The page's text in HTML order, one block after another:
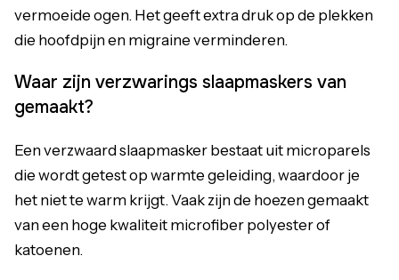
vermoeide ogen. Het geeft extra druk op de plekken
die hoofdpijn en migraine verminderen.
Waar zijn verzwarings slaapmaskers van
gemaakt?
Een verzwaard slaapmasker bestaat uit microparels
die wordt getest op warmte geleiding, waardoor je
het niet te warm krijgt. Vaak zijn de hoezen gemaakt
van een hoge kwaliteit microfiber polyester of
katoenen.